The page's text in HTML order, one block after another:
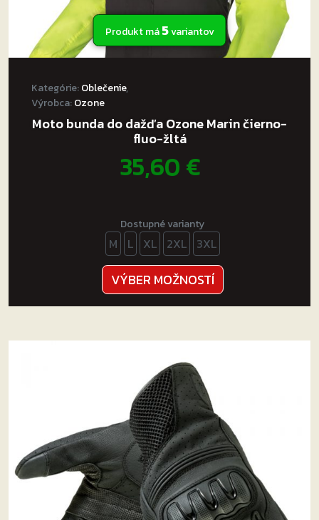
Produkt má5variantov
Kategórie:Oblečenie,
Výrobca:Ozone
Moto bunda do dažďa Ozone Marin čierno-
fluo-žltá
35,60€
Dostupné varianty
M L XL 2XL 3XL
VÝBER MOŽNOSTÍ
produkt
má
variantov.
na
stránke
produktu.